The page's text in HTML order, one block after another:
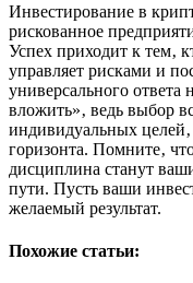
Инвестирование в
рискованное
Успех приходит к тем‚
управляет рисками и
универсального
вложить»‚ ведь выбор
индивидуальных
горизонта. Помните‚
дисциплина станут
пути. Пусть ваши
желаемый результат.
Похожие статьи: